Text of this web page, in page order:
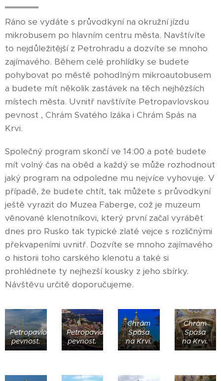
Ráno se vydáte s průvodkyní na okružní jízdu
mikrobusem po hlavním centru města. Navštívíte
to nejdůležitější z Petrohradu a dozvíte se mnoho
zajímavého. Během celé prohlídky se budete
pohybovat po městě pohodlným mikroautobusem
a budete mít několik zastávek na těch nejhězších
místech města. Uvnitř navštívíte Petropavlovskou
pevnost , Chrám Svatého Izáka i Chrám Spás na
Krvi.
Společný program skončí ve 14:00 a poté budete
mít volný čas na oběd a každý se může rozhodnout
jaký program na odpoledne mu nejvíce vyhovuje. V
případě, že budete chtít, tak můžete s průvodkyní
ještě vyrazit do Muzea Faberge, což je muzeum
věnované klenotníkovi, který první začal vyrábět
dnes pro Rusko tak typické zlaté vejce s rozličnými
překvapeními uvnitř. Dozvíte se mnoho zajímavého
o historii toho carského klenotu a také si
prohlédnete ty nejhezší kousky z jeho sbírky.
Návštěvu určitě doporučujeme.
Petropavlovská
pevnost.
Petropavlovská
pevnost.
Chrám
Spása
na Krvi.
Chrám
Spása
na Krvi.